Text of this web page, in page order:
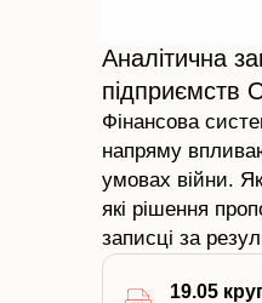
Аналітична
підприємств
Фінансова
напряму
умовах війни.
які рішення
записці за
19.05